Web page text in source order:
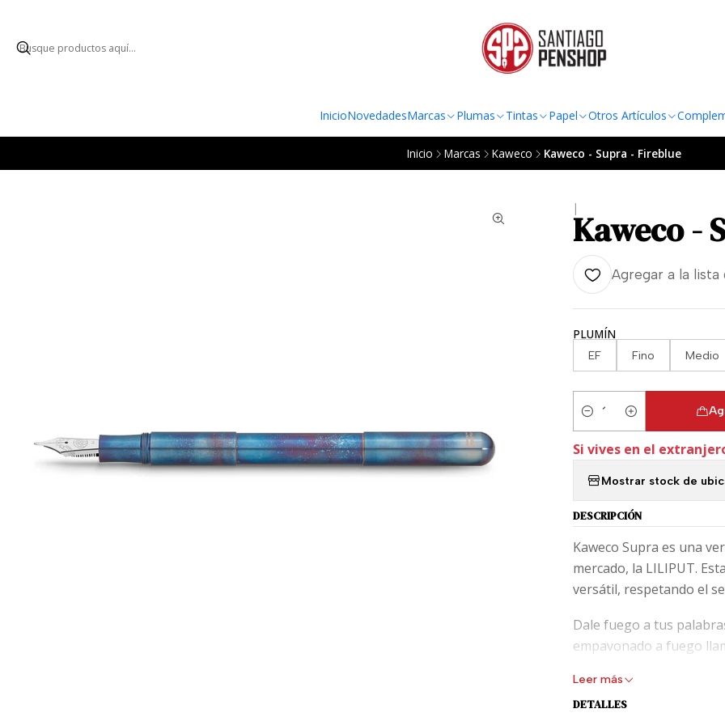
InicioNovedadesMarcas Plumas Tintas Papel Otros Artículos
Inicio Marcas Kaweco Kaweco - Supra - Fireblue
|
Kaweco -
Agregar a la lista
PLUMÍN
EF Fino Medio
Cantidad
Si vives en el
Mostrar stock de
DESCRIPCIÓN
Kaweco Supra es una
mercado, la LILIPUT.
versátil, respetando el
Dale fuego a tus
empavonado a fuego
instrumento de escritura
Leer más
DETALLES